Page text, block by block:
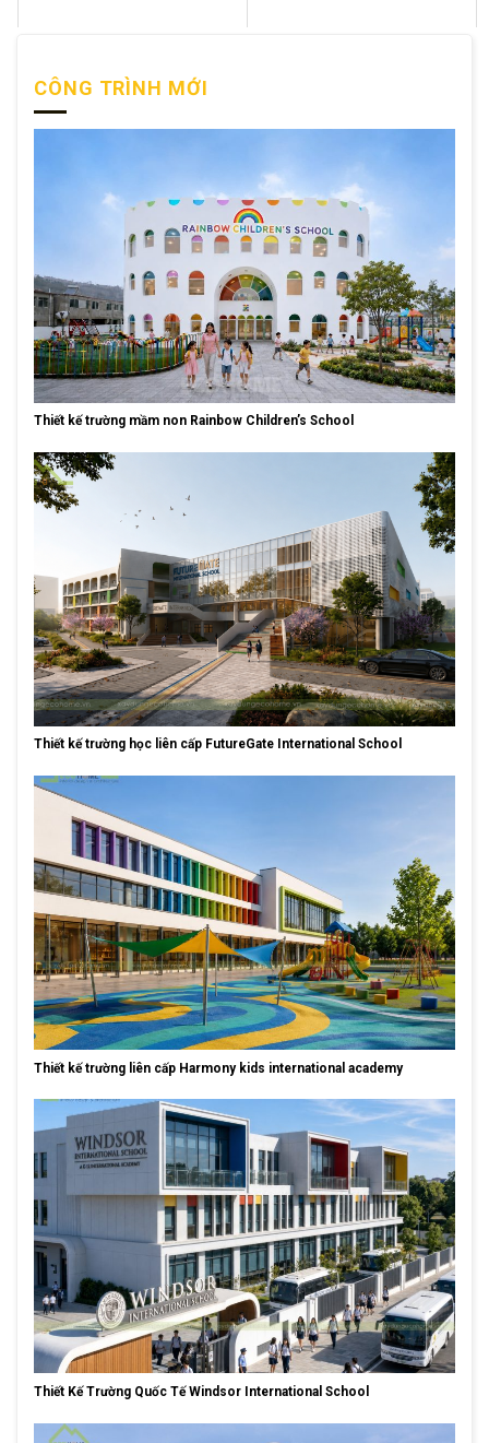
CÔNG TRÌNH MỚI
Thiết kế trường mầm non Rainbow Children’s School
Thiết kế trường học liên cấp FutureGate International School
Thiết kế trường liên cấp Harmony kids international academy
Thiết Kế Trường Quốc Tế Windsor International School